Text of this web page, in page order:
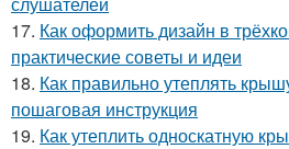
17. Как оформить дизайн в
практические советы и идеи
18. Как правильно утеплять
пошаговая инструкция
19. Как утеплить односкатную